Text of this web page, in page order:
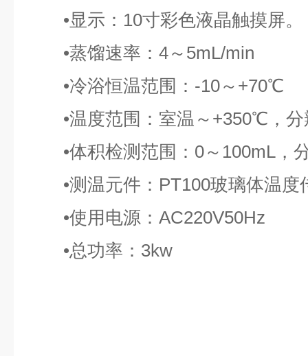
•显示：10寸彩色液晶触摸屏。
•蒸馏速率：4～5mL/min
•冷浴恒温范围：-10～+70℃
•温度范围：室温～+350℃，分
•体积检测范围：0～100mL，
•测温元件：PT100玻璃体温度
•使用电源：AC220V50Hz
•总功率：3kw